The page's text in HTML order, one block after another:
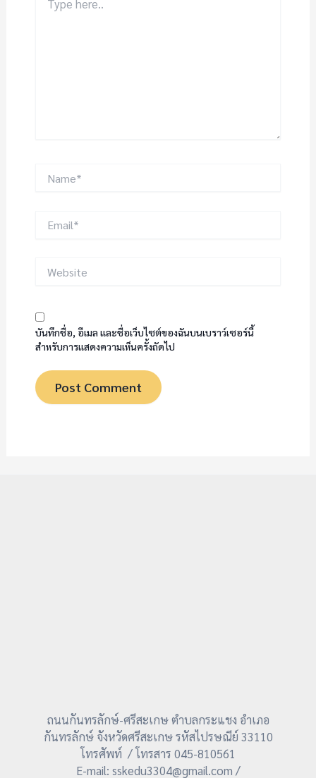
here..
บันทึกชื่อ, อีเมล และชื่อเว็บไซต์ของฉันบนเบราว์เซอร์นี้
สำหรับการแสดงความเห็นครั้งถัดไป
ถนนกันทรลักษ์-ศรีสะเกษ ตำบลกระแชง อำเภอ
กันทรลักษ์ จังหวัดศรีสะเกษ รหัสไปรษณีย์ 33110
โทรศัพท์ / โทรสาร 045-810561
E-mail: sskedu3304@gmail.com /